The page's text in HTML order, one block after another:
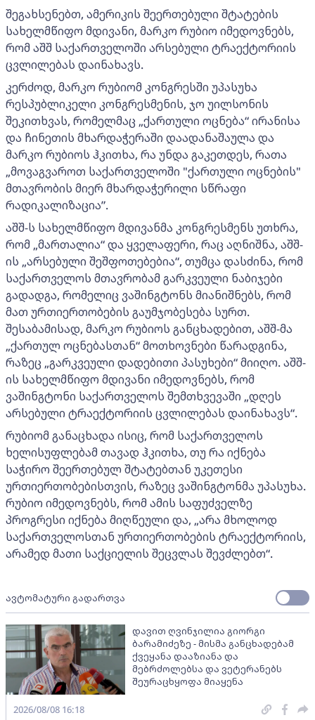
შეგახსენებთ, ამერიკის შეერთებული შტატების
სახელმწიფო მდივანი, მარკო რუბიო იმედოვნებს,
რომ აშშ საქართველოში არსებული ტრაექტორიის
ცვლილებას დაინახავს.
კერძოდ, მარკო რუბიომ კონგრესში უპასუხა
რესპუბლიკელი კონგრესმენის, ჯო უილსონის
შეკითხვას, რომელმაც „ქართული ოცნება“ ირანისა
და ჩინეთის მხარდაჭერაში დაადანაშაულა და
მარკო რუბიოს ჰკითხა, რა უნდა გაკეთდეს, რათა
„მოვაგვაროთ საქართველოში "ქართული ოცნების"
მთავრობის მიერ მხარდაჭერილი სწრაფი
რადიკალიზაცია”.
აშშ-ს სახელმწიფო მდივანმა კონგრესმენს უთხრა,
რომ „მართალია“ და ყველაფერი, რაც აღნიშნა, აშშ-
ის „არსებული შეშფოთებებია“, თუმცა დასძინა, რომ
საქართველოს მთავრობამ გარკვეული ნაბიჯები
გადადგა, რომელიც ვაშინგტონს მიანიშნებს, რომ
მათ ურთიერთობების გაუმჯობესება სურთ.
შესაბამისად, მარკო რუბიოს განცხადებით, აშშ-მა
„ქართულ ოცნებასთან“ მოთხოვნები წარადგინა,
რაზეც „გარკვეული დადებითი პასუხები“ მიიღო. აშშ-
ის სახელმწიფო მდივანი იმედოვნებს, რომ
ვაშინგტონი საქართველოს შემთხვევაში „დღეს
არსებული ტრაექტორიის ცვლილებას დაინახავს“.
რუბიომ განაცხადა ისიც, რომ საქართველოს
ხელისუფლებამ თავად ჰკითხა, თუ რა იქნება
საჭირო შეერთებულ შტატებთან უკეთესი
ურთიერთობებისთვის, რაზეც ვაშინგტონმა უპასუხა.
რუბიო იმედოვნებს, რომ ამის საფუძველზე
პროგრესი იქნება მიღწეული და, „არა მხოლოდ
საქართველოსთან ურთიერთობების ტრაექტორიის,
არამედ მათი საქციელის შეცვლას შევძლებთ“.
ავტომატური გადართვა
დავით ღვინჯილია გიორგი
ბარამიძეზე - მისმა განცხადებამ
ქვეყანა დააზიანა და
მებრძოლებსა და ვეტერანებს
შეურაცხყოფა მიაყენა
2026/08/08 16:18